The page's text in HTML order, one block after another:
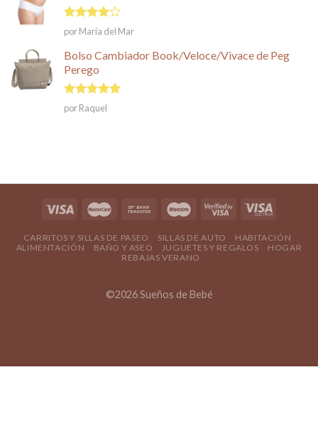
Valorado
en
5
por María del Mar
Bolso Cambiador Book/Veloce/Vivace de Peg
Perego
Valorado en
5
de 5
por Raquel
CARRITOS Y SILLAS DE PASEO SILLAS DE AUTO
HABITACIÓN
ALIMENTACIÓN
BAÑO Y ASEO JUGUETES Y REGALOS
HOGAR
REBAJAS VERANO
©2026 Sueños de Bebé